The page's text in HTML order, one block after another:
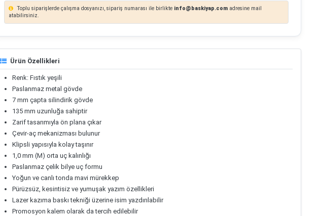
Toplu siparişlerde çalışma dosyanızı, sipariş numarası ile birlikte info@baskiyap.com adresine mail
atabilirsiniz.
Ürün Özellikleri
Renk: Fıstık yeşili
Paslanmaz metal gövde
7 mm çapta silindirik gövde
135 mm uzunluğa sahiptir
Zarif tasarımıyla ön plana çıkar
Çevir-aç mekanizması bulunur
Klipsli yapısıyla kolay taşınır
1,0 mm (M) orta uç kalınlığı
Paslanmaz çelik bilye uç formu
Yoğun ve canlı tonda mavi mürekkep
Pürüzsüz, kesintisiz ve yumuşak yazım özellikleri
Lazer kazıma baskı tekniği üzerine isim yazdırılabilir
Promosyon kalem olarak da tercih edilebilir